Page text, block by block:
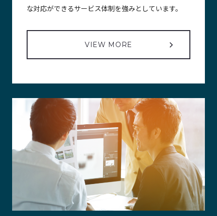
な対応ができるサービス体制を強みとしています。
VIEW MORE